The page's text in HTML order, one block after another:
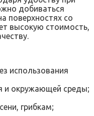
добиваться
поверхностях со
высокую стоимость,
использования
и окружающей среды;
грибкам;